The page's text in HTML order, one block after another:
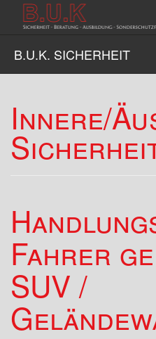
B.U.K. SICHERHEIT
Innere/
Fahrer
SUV /